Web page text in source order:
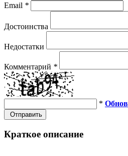
Email *
Достоинства
Недостатки
Комментарий *
*
Отправить
Краткое описание